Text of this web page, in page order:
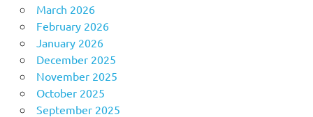
March 2026
February 2026
January 2026
December 2025
November 2025
October 2025
September 2025